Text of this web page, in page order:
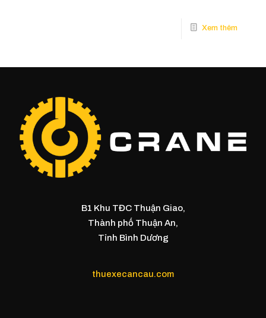
B1 Khu TĐC Thuận Giao,
Thành phố Thuận An,
Tỉnh Bình Dương
thuexecancau.com